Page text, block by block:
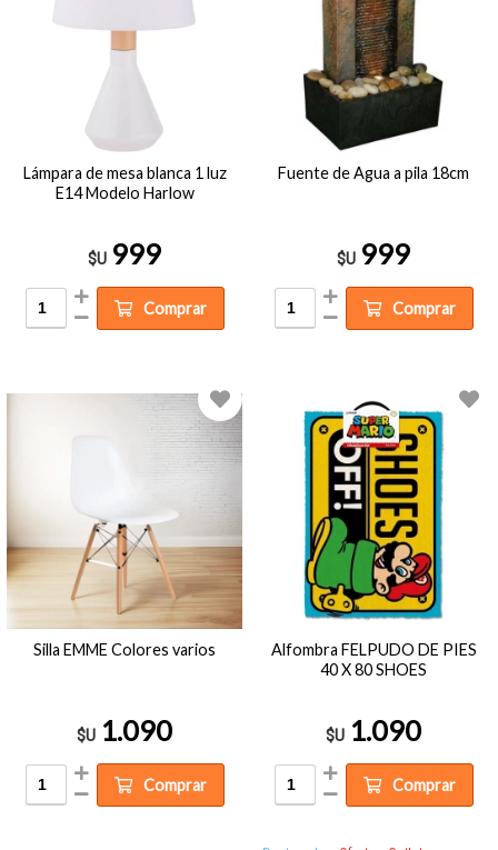
Lámpara de mesa blanca 1 luz
E14 Modelo Harlow
$U 999
Comprar
Fuente de Agua a pila 18cm
$U 999
Comprar
Silla EMME Colores varios
$U 1.090
Comprar
Alfombra FELPUDO DE PIES
40 X 80 SHOES
$U 1.090
Comprar